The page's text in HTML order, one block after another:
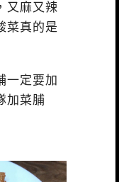
又麻又辣
菜真的是
一定要加
加菜脯